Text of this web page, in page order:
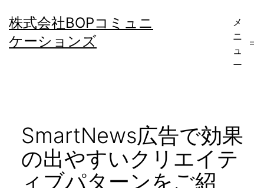
ン
テ
株式会社BOPコミュニ
ケーションズ
メ
ニ
ュ
ー
SmartNews広告で効果
の出やすいクリエイテ
ィブパターンをご紹